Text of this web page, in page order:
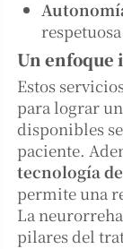
Un enfoque
Estos
para lograr
disponibles
paciente.
tecnología
permite una
La
pilares del